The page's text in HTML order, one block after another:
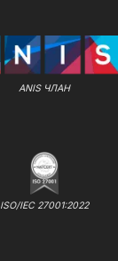
ANIS ЧЛАН
ISO/IEC 27001:2022